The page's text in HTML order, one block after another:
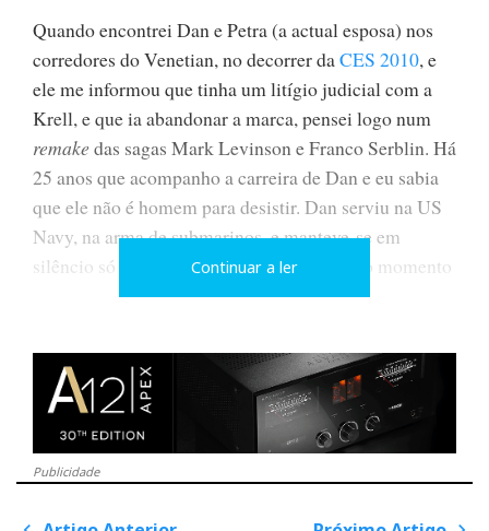
Quando encontrei Dan e Petra (a actual esposa) nos
corredores do Venetian, no decorrer daCES 2010, e
ele me informou que tinha um litígio judicial com a
Krell, e que ia abandonar a marca, pensei logo num
remake das sagas Mark Levinson e Franco Serblin. Há
25 anos que acompanho a carreira de Dan e eu sabia
que ele não é homem para desistir. Dan serviu na US
Navy, na arma de submarinos, e manteve-se em
silêncio só vindo à superfície para atacar no momento
Tal como Serblin, Dan manteve o direito a utilizar o
seu próprio nome, e o mercado não perdeu pela
demora. A nova empresa de
Continuar a ler
Publicidade